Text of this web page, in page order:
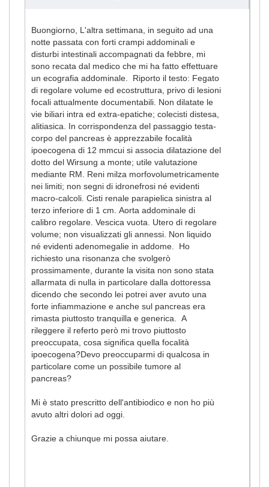
Buongiorno, L'altra settimana, in seguito ad una
notte passata con forti crampi addominali e
disturbi intestinali accompagnati da febbre, mi
sono recata dal medico che mi ha fatto effettuare
un ecografia addominale. Riporto il testo: Fegato
di regolare volume ed ecostruttura, privo di lesioni
focali attualmente documentabili. Non dilatate le
vie biliari intra ed extra-epatiche; colecisti distesa,
alitiasica. In corrispondenza del passaggio testa-
corpo del pancreas è apprezzabile focalità
ipoecogena di 12 mmcui si associa dilatazione del
dotto del Wirsung a monte; utile valutazione
mediante RM. Reni milza morfovolumetricamente
nei limiti; non segni di idronefrosi né evidenti
macro-calcoli. Cisti renale parapielica sinistra al
terzo inferiore di 1 cm. Aorta addominale di
calibro regolare. Vescica vuota. Utero di regolare
volume; non visualizzati gli annessi. Non liquido
né evidenti adenomegalie in addome. Ho
richiesto una risonanza che svolgerò
prossimamente, durante la visita non sono stata
allarmata di nulla in particolare dalla dottoressa
dicendo che secondo lei potrei aver avuto una
forte infiammazione e anche sul pancreas era
rimasta piuttosto tranquilla e generica. A
rileggere il referto però mi trovo piuttosto
preoccupata, cosa significa quella focalità
ipoecogena?Devo preoccuparmi di qualcosa in
particolare come un possibile tumore al
pancreas?
Mi è stato prescritto dell'antibiodico e non ho più
avuto altri dolori ad oggi.
Grazie a chiunque mi possa aiutare.